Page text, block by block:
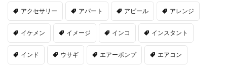
アクセサリー アパート アピール アレンジ
イケメン イメージ インコ インスタント
インド ウサギ エアーポンプ エアコン